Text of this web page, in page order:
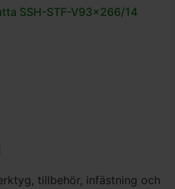
SSH-STF-V93x266/14
tillbehör, infästning och